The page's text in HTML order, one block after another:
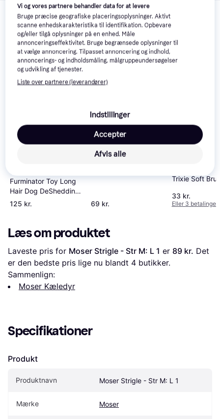
Relaterede produkter
Se vores forslag til andre produkter, der matcher dine
interesser. Vis alle
Furminator Toy Long
Hair Dog DeShedding
Tool
125 kr.
Trender
Trixie Soft Brus
69 kr.
Trixie Soft Brus
33 kr.
Eller 3 betalinger
Læs om produktet
Laveste pris for Moser Strigle - Str M: L 1 er 89 kr. Det
er den bedste pris lige nu blandt 4 butikker.
Sammenlign:
Moser Kæledyr
Specifikationer
Produkt
Produktnavn Moser Strigle - Str M: L 1
Mærke Moser
Vi og vores partnere behandler data for at levere
Bruge præcise geografiske placeringsoplysninger. Aktivt
scanne enhedskarakteristika til identifikation. Opbevare
og/eller tilgå oplysninger på en enhed. Måle
annonceringseffektivitet. Bruge begrænsede oplysninger til
at vælge annoncering. Tilpasset annoncering og indhold,
annoncerings- og indholdsmåling, målgruppeundersøgelser
og udvikling af tjenester.
Liste over partnere (leverandører)
Indstillinger
Afvis alle
Accepter